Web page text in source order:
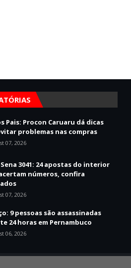
Pais: Procon Caruaru dá dicas
problemas nas compras
07, 2026
3041: 24 apostas do interior
acertam números, confira
07, 2026
9 pessoas são assassinadas
24 horas em Pernambuco
06, 2026